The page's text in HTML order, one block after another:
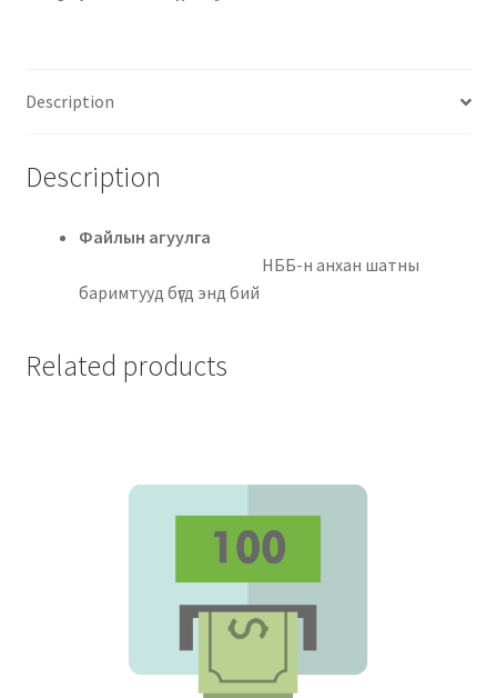
Description
Description
Файлын агуулга
НББ-н анхан шатны
баримтууд бүгд энд бий
Related products